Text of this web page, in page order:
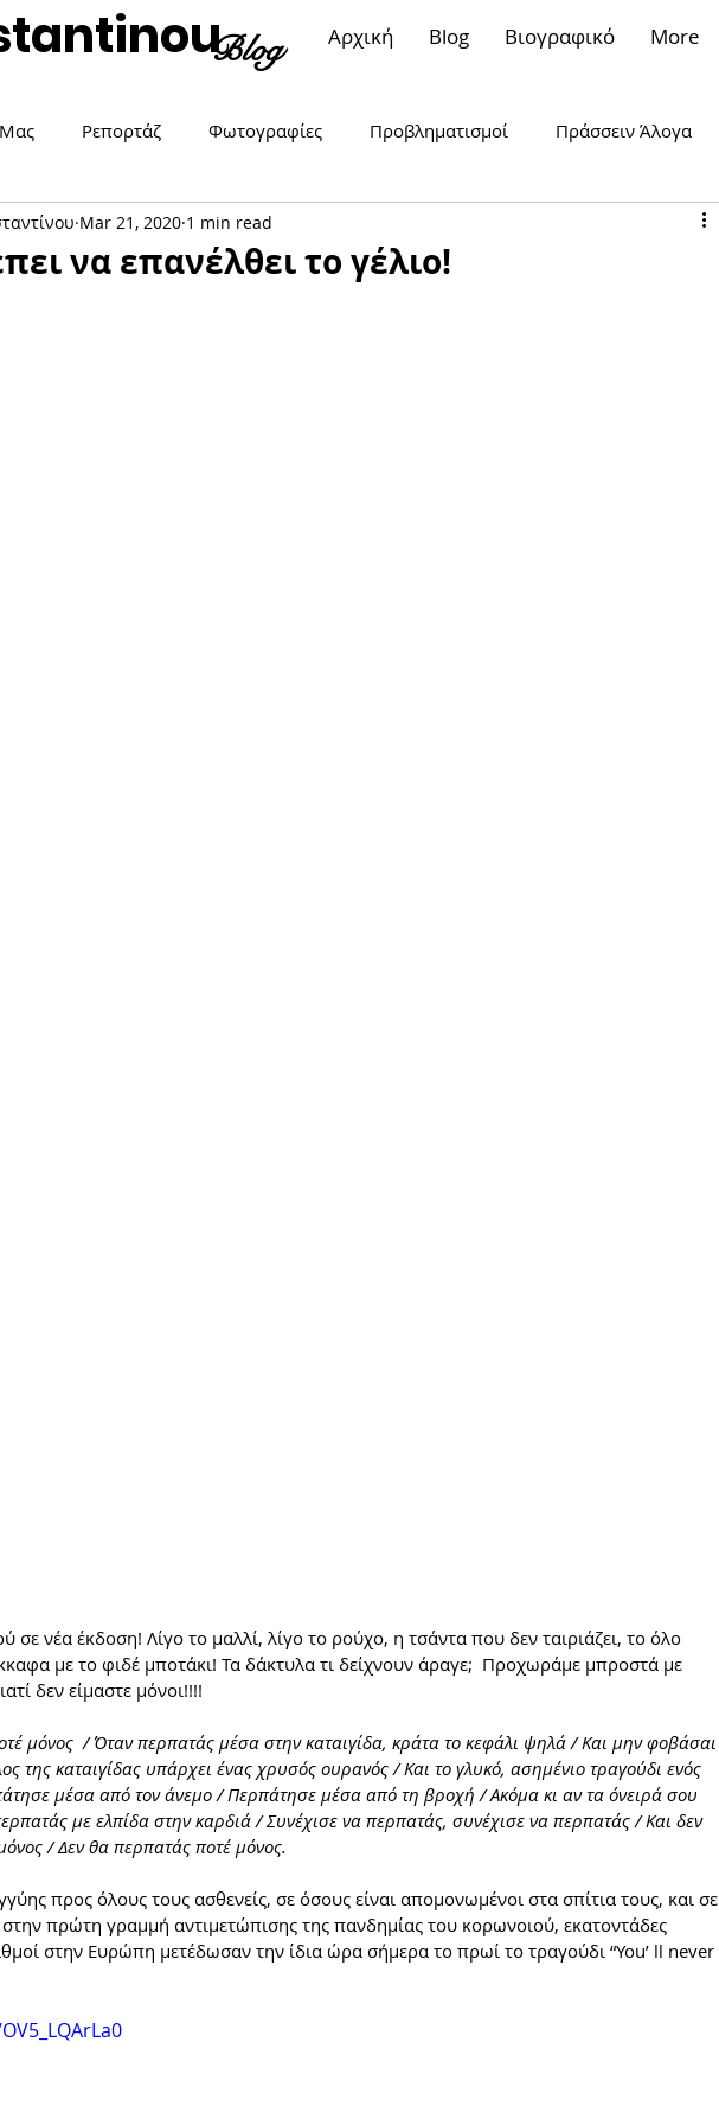
Blog Αρχική Blog Βιογραφικό More
Ρεπορτάζ Φωτογραφίες Προβληματισμοί Πράσσειν Άλογα
Είδηση..αλλιώς Μπορώ. Είμαι γυναίκα!
να επανέλθει το γέλιο!
Mar 21, 2020 1 min read
σε νέα έκδοση! Λίγο το μαλλί, λίγο το ρούχο, η τσάντα που δεν ταιριάζει, το όλο
με το φιδέ μποτάκι! Τα δάκτυλα τι δείχνουν άραγε;  Προχωράμε μπροστά με
δεν είμαστε μόνοι!!!!
μόνος  / Όταν περπατάς μέσα στην καταιγίδα, κράτα το κεφάλι ψηλά / Και μην φοβάσαι
της καταιγίδας υπάρχει ένας χρυσός ουρανός / Και το γλυκό, ασημένιο τραγούδι ενός
μέσα από τον άνεμο / Περπάτησε μέσα από τη βροχή / Ακόμα κι αν τα όνειρά σου
με ελπίδα στην καρδιά / Συνέχισε να περπατάς, συνέχισε να περπατάς / Και δεν
/ Δεν θα περπατάς ποτέ μόνος.
προς όλους τους ασθενείς, σε όσους είναι απομονωμένοι στα σπίτια τους, και σε
πρώτη γραμμή αντιμετώπισης της πανδημίας του κορωνοιού, εκατοντάδες
στην Ευρώπη μετέδωσαν την ίδια ώρα σήμερα το πρωί το τραγούδι “You’ ll never